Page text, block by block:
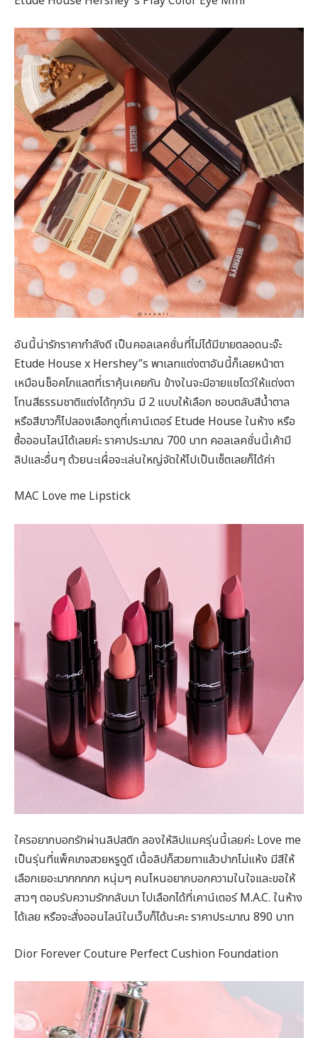
อันนี้น่ารักราคากำลังดี เป็นคอลเลคชั่นที่ไม่ได้มีขายตลอดนะจ๊ะ
Etude House x Hershey”s พาเลทแต่งตาอันนี้ก็เลยหน้าตา
เหมือนช็อคโกแลตที่เราคุ้นเคยกัน ข้างในจะมีอายแชโดว์ให้แต่งตา
โทนสีธรรมชาติแต่งได้ทุกวัน มี 2 แบบให้เลือก ชอบตลับสีน้ำตาล
หรือสีขาวก็ไปลองเลือกดูที่เคาน์เตอร์ Etude House ในห้าง หรือ
ซื้อออนไลน์ได้เลยค่ะ ราคาประมาณ 700 บาท คอลเลคชั่นนี้เค้ามี
ลิปและอื่นๆ ด้วยนะเผื่อจะเล่นใหญ่จัดให้ไปเป็นเซ็ตเลยก็ได้ค่า
MAC Love me Lipstick
ใครอยากบอกรักผ่านลิปสติก ลองให้ลิปแมครุ่นนี้เลยค่ะ Love me
เป็นรุ่นที่แพ็คเกจสวยหรูดูดี เนื้อลิปก็สวยทาแล้วปากไม่แห้ง มีสีให้
เลือกเยอะมากกกกก หนุ่มๆ คนไหนอยากบอกความในใจและขอให้
สาวๆ ตอบรับความรักกลับมา ไปเลือกได้ที่เคาน์เตอร์ M.A.C. ในห้าง
ได้เลย หรือจะสั่งออนไลน์ในเว็บก็ได้นะคะ ราคาประมาณ 890 บาท
Dior Forever Couture Perfect Cushion Foundation